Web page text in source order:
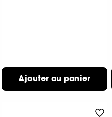
Ajouter au panier